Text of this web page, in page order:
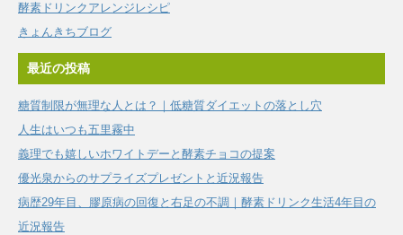
酵素ドリンクアレンジレシピ
きょんきちブログ
最近の投稿
糖質制限が無理な人とは？｜低糖質ダイエットの落とし穴
人生はいつも五里霧中
義理でも嬉しいホワイトデーと酵素チョコの提案
優光泉からのサプライズプレゼントと近況報告
病歴29年目、膠原病の回復と右足の不調｜酵素ドリンク生活4年目の
近況報告